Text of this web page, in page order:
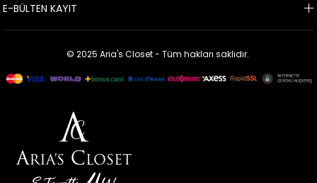
E-BÜLTEN KAYIT
© 2025 Aria's Closet - Tüm hakları saklıdır.